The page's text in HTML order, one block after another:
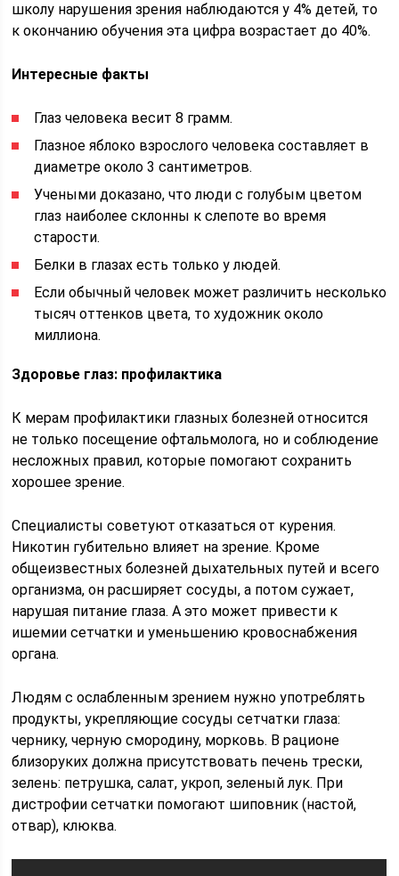
школу нарушения зрения наблюдаются у 4% детей, то
к окончанию обучения эта цифра возрастает до 40%.
Интересные факты
Глаз человека весит 8 грамм.
Глазное яблоко взрослого человека составляет в
диаметре около 3 сантиметров.
Учеными доказано, что люди с голубым цветом
глаз наиболее склонны к слепоте во время
старости.
Белки в глазах есть только у людей.
Если обычный человек может различить несколько
тысяч оттенков цвета, то художник около
миллиона.
Здоровье глаз: профилактика
К мерам профилактики глазных болезней относится
не только посещение офтальмолога, но и соблюдение
несложных правил, которые помогают сохранить
хорошее зрение.
Специалисты советуют отказаться от курения.
Никотин губительно влияет на зрение. Кроме
общеизвестных болезней дыхательных путей и всего
организма, он расширяет сосуды, а потом сужает,
нарушая питание глаза. А это может привести к
ишемии сетчатки и уменьшению кровоснабжения
органа.
Людям с ослабленным зрением нужно употреблять
продукты, укрепляющие сосуды сетчатки глаза:
чернику, черную смородину, морковь. В рационе
близоруких должна присутствовать печень трески,
зелень: петрушка, салат, укроп, зеленый лук. При
дистрофии сетчатки помогают шиповник (настой,
отвар), клюква.